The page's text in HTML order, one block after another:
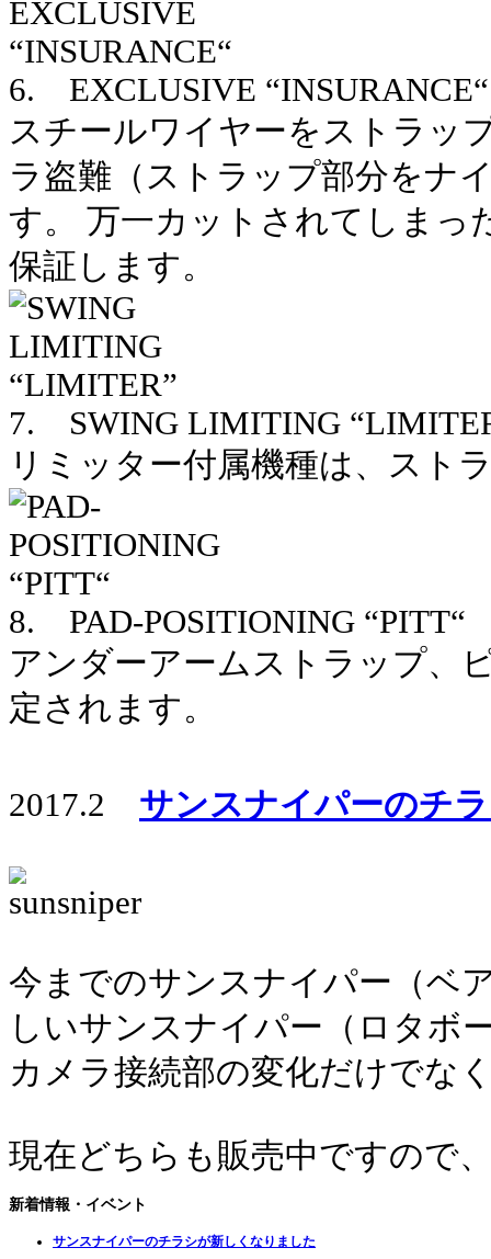
6. EXCLUSIVE “INSURANCE“
スチールワイヤーをストラッ
ラ盗難（ストラップ部分をナ
す。 万一カットされてしまっ
保証します。
7. SWING LIMITING
リミッター付属機種は、スト
8. PAD-POSITIONING “PITT“
アンダーアームストラップ、
定されます。
2017.2 サンスナイパーのチ
今までのサンスナイパー（ベ
しいサンスナイパー（ロタボ
カメラ接続部の変化だけでな
現在どちらも販売中ですので
新着情報・イベント
サンスナイパーのチラシが新しくなりました